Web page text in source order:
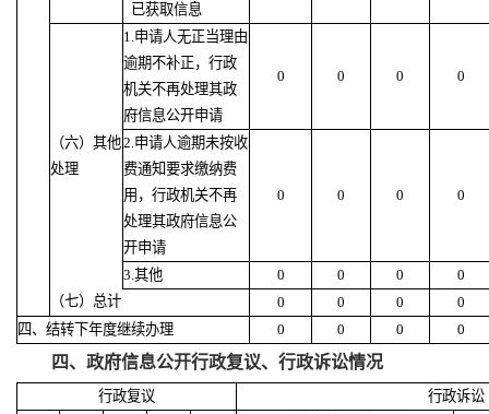
已获取信息
（六）其他
处理
1.申请人无正当理由
逾期不补正，行政
机关不再处理其政
府信息公开申请
0 0 0 0
2.申请人逾期未按收
费通知要求缴纳费
用，行政机关不再
处理其政府信息公
开申请
0 0 0 0
3.其他 0 0 0
0
（七）总计
0 0 0
0
四、结转下年度继续办理
0 0 0 0
四、政府信息公开行政复议、行政诉讼情况
行政复议 行政诉讼